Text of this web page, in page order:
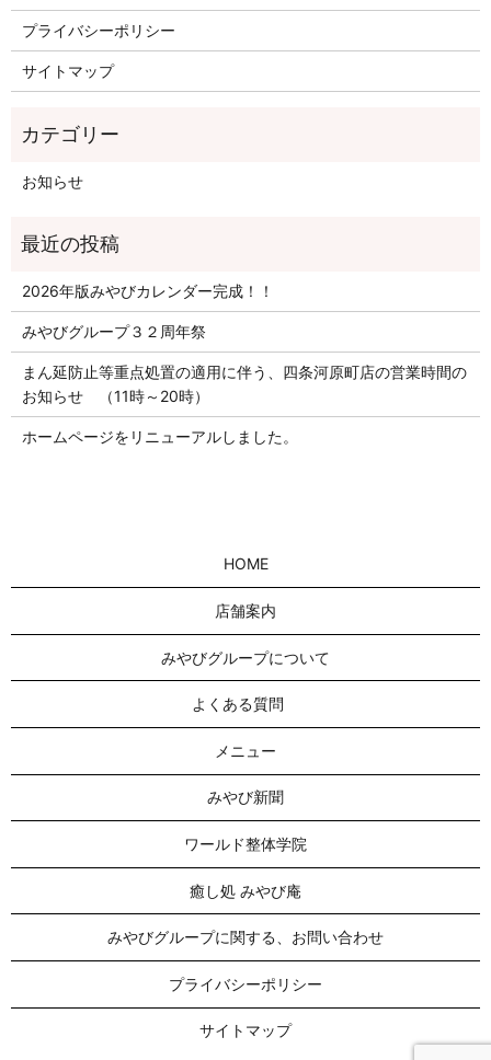
プライバシーポリシー
サイトマップ
お知らせ
2026年版みやびカレンダー完成！！
みやびグループ３２周年祭
まん延防止等重点処置の適用に伴う、四条河原町店の営業時間の
お知らせ （11時～20時）
ホームページをリニューアルしました。
HOME
店舗案内
みやびグループについて
よくある質問
メニュー
みやび新聞
ワールド整体学院
癒し処 みやび庵
みやびグループに関する、お問い合わせ
プライバシーポリシー
サイトマップ